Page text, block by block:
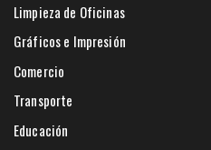
Limpieza de Oficinas
Gráficos e Impresión
Comercio
Transporte
Educación